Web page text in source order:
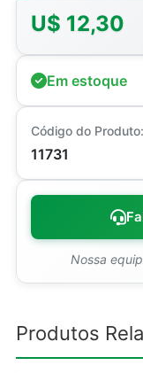
U$ 12,30
Em estoque
Código do Produto:
11731
Nossa
Produtos